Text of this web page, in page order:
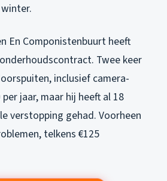
En Componistenbuurt heeft
Twee keer
inclusief camera-
jaar, maar hij heeft al 18
verstopping gehad. Voorheen
telkens €125